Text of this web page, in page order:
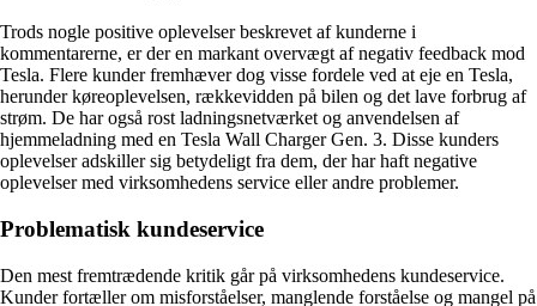
Trods nogle positive oplevelser beskrevet af kunderne i
kommentarerne, er der en markant overvægt af negativ feedback mod
Tesla. Flere kunder fremhæver dog visse fordele ved at eje en Tesla,
herunder køreoplevelsen, rækkevidden på bilen og det lave forbrug af
strøm. De har også rost ladningsnetværket og anvendelsen af
hjemmeladning med en Tesla Wall Charger Gen. 3. Disse kunders
oplevelser adskiller sig betydeligt fra dem, der har haft negative
oplevelser med virksomhedens service eller andre problemer.
Problematisk kundeservice
Den mest fremtrædende kritik går på virksomhedens kundeservice.
Kunder fortæller om misforståelser, manglende forståelse og mangel på